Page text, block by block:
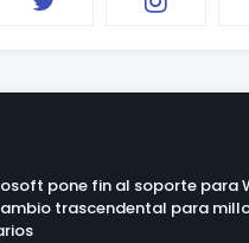
pone fin al soporte para
trascendental para